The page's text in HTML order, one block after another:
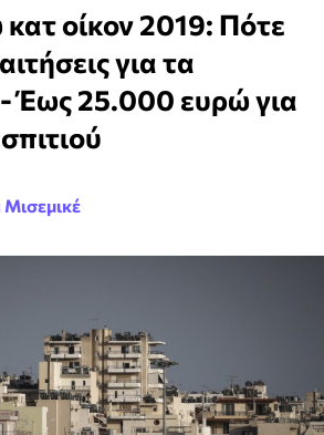
οίκον 2019: Πότε
για τα
- Έως 25.000 ευρώ για